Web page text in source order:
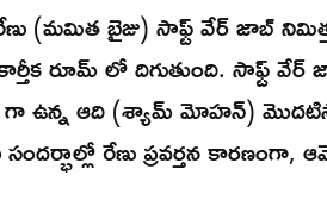
(మమిత బైజు) సాఫ్ట్ వేర్ జాబ్
రూమ్ లో దిగుతుంది. సాఫ్ట్
గా ఉన్న ఆది (శ్యామ్ మోహన్)
రేణు ప్రవర్తన